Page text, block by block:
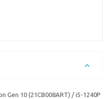
Gen 10 (21CB008ART) / i5-1240P